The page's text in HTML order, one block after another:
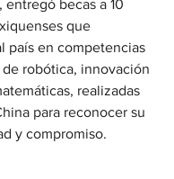
entregó becas a 10
que
país en competencias
robótica, innovación
realizadas
para reconocer su
y compromiso.